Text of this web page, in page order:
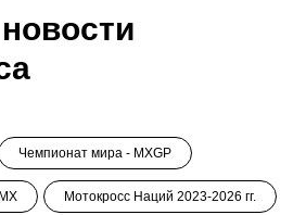
Чемпионат мира - MXGP
Мотокросс Наций 2023-2026 гг.